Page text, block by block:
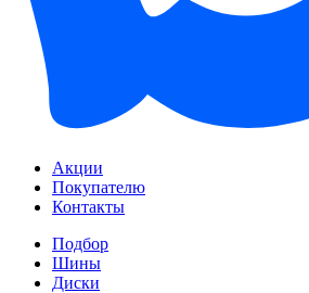
Акции
Покупателю
Контакты
Подбор
Шины
Диски